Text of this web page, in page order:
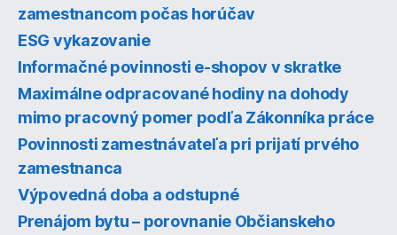
zamestnancom počas horúčav
ESG vykazovanie
Informačné povinnosti e-shopov v skratke
Maximálne odpracované hodiny na dohody
mimo pracovný pomer podľa Zákonníka práce
Povinnosti zamestnávateľa pri prijatí prvého
zamestnanca
Výpovedná doba a odstupné
Prenájom bytu – porovnanie Občianskeho